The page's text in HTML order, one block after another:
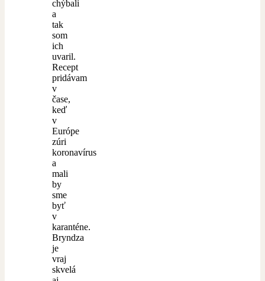
chýbali
a
tak
som
ich
uvaril.
Recept
pridávam
v
čase,
keď
v
Európe
zúri
koronavírus
a
mali
by
sme
byť
v
karanténe.
Bryndza
je
vraj
skvelá